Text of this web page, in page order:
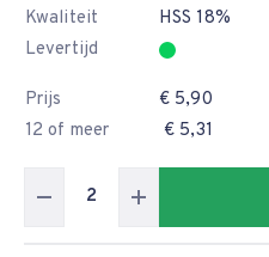
Kwaliteit
HSS 18%
Levertijd
Prijs
€ 5,90
12 of meer
€ 5,31